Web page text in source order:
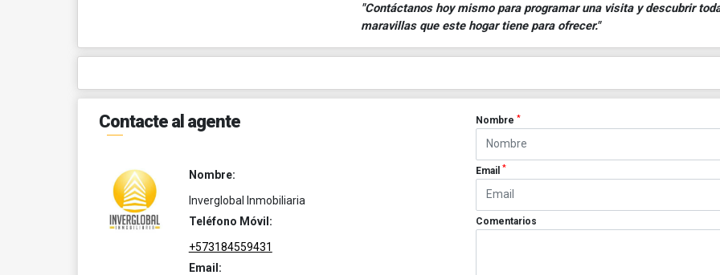
"Contáctanos hoy mismo para programar una visita y descubrir
maravillas que este hogar tiene para ofrecer."
Contacte al agente
Nombre:
Inverglobal Inmobiliaria
Teléfono Móvil:
+573184559431
Email:
Nombre*
Email*
Comentarios